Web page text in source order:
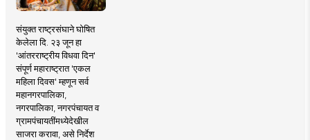
संयुक्त राष्ट्रसंघाने घोषित
केलेला दि. २३ जून हा
'आंतरराष्ट्रीय विधवा दिन'
संपूर्ण महाराष्ट्रात 'एकल
महिला दिवस' म्हणून सर्व
महानगरपालिका,
नगरपालिका, नगरपंचायत व
ग्रामपंचायतींमध्येदेखील
साजरा करावा, असे निर्देश